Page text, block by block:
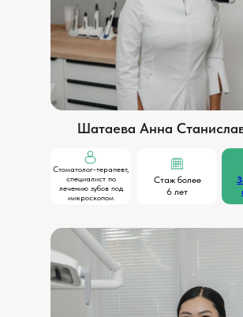
Стоматолог-терапевт,
специалист по
лечению зубов под
микроскопом
Стаж более
6 лет
Шатаева Анна